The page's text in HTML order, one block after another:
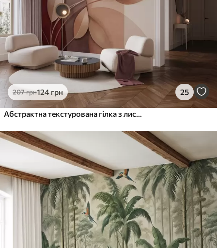
1216 грн/м²
Peel and Stick
1458875грн/м²
207грн124 грн 25